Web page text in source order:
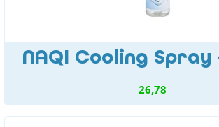
NAQI Cooling Spray
26,78